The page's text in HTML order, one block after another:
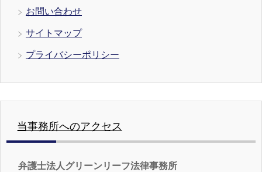
お問い合わせ
サイトマップ
プライバシーポリシー
当事務所へのアクセス
弁護士法人グリーンリーフ法律事務所